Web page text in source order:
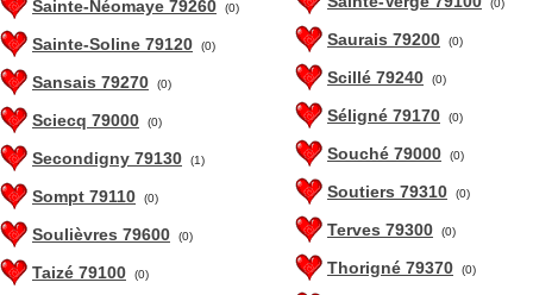
Sainte-Néomaye 79260 (0)
Sainte-Soline 79120 (0)
Sansais 79270 (0)
Sciecq 79000 (0)
Secondigny 79130 (1)
Sompt 79110 (0)
Soulièvres 79600 (0)
Taizé 79100 (0)
(0)
Saurais 79200 (0)
Scillé 79240 (0)
Séligné 79170 (0)
Souché 79000 (0)
Soutiers 79310 (0)
Terves 79300 (0)
Thorigné 79370 (0)